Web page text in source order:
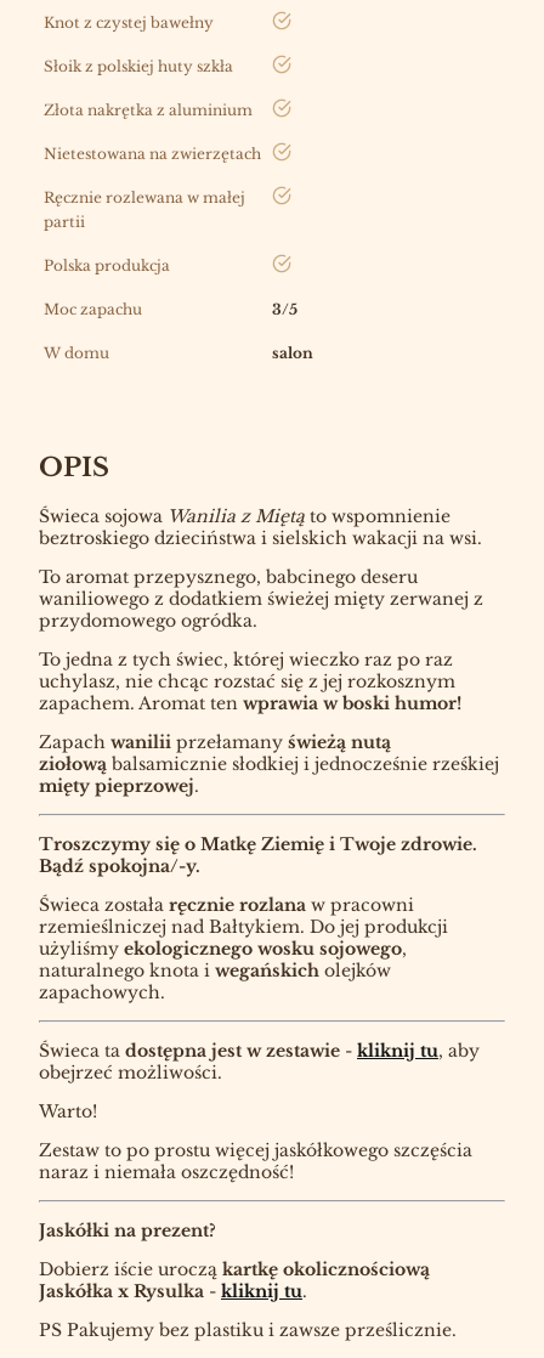
Knot z czystej bawełny tak
Słoik z polskiej huty szkła tak
Złota nakrętka z aluminium tak
Nietestowana na zwierzętach tak
Ręcznie rozlewana w małej
partii
tak
Polska produkcja tak
Moc zapachu 3/5
W domu salon
OPIS
Świeca sojowa Wanilia z Miętą to wspomnienie
beztroskiego dzieciństwa i sielskich wakacji na wsi.
To aromat przepysznego, babcinego deseru
waniliowego z dodatkiem świeżej mięty zerwanej z
przydomowego ogródka.
To jedna z tych świec, której wieczko raz po raz
uchylasz, nie chcąc rozstać się z jej rozkosznym
zapachem. Aromat ten wprawia w boski humor!
Zapach wanilii przełamany świeżą nutą
ziołową balsamicznie słodkiej i jednocześnie rześkiej
mięty pieprzowej.
Troszczymy się o Matkę Ziemię i Twoje zdrowie.
Bądź spokojna/-y.
Świeca została ręcznie rozlana w pracowni
rzemieślniczej nad Bałtykiem. Do jej produkcji
użyliśmy ekologicznego wosku sojowego,
naturalnego knota i wegańskich olejków
zapachowych.
Świeca ta dostępna jest w zestawie - kliknij tu, aby
obejrzeć możliwości.
Warto!
Zestaw to po prostu więcej jaskółkowego szczęścia
naraz i niemała oszczędność!
Jaskółki na prezent?
Dobierz iście uroczą kartkę okolicznościową
Jaskółka x Rysulka - kliknij tu.
PS Pakujemy bez plastiku i zawsze prześlicznie.